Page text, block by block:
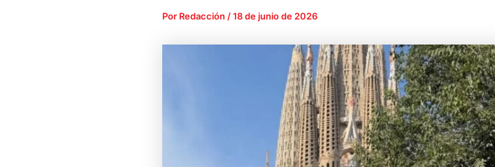
Por Redacción /18 de junio de 2026